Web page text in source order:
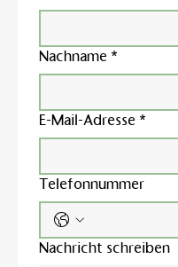
Nachname *
E-Mail-Adresse *
Telefonnummer
Nachricht schreiben